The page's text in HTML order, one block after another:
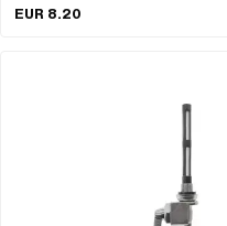
aussen: 30 mm · Ø
EUR 8.20